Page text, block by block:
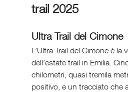
trail 2025
Ultra Trail del Cimone
L’Ultra Trail del Cimone è la
dell’estate trail in Emilia.
chilometri, quasi tremila
positivo, e un tracciato che